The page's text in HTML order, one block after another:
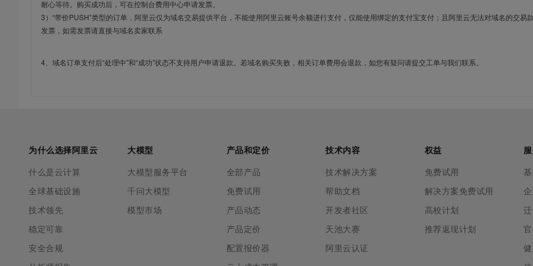
耐心等待。购买成功后，可在控制台费用中心申请发票。
3）“带价PUSH”类型的订单，阿里云仅为域名交易提供平台，不能使用阿里云账号余额进行支付，仅能使用绑定的支付宝支付；且阿里云无法对域名的交易
发票，如需发票请直接与域名卖家联系
4、域名订单支付后“处理中”和“成功”状态不支持用户申请退款。若域名购买失败，相关订单费用会退款，如您有疑问请提交工单与我们联系。